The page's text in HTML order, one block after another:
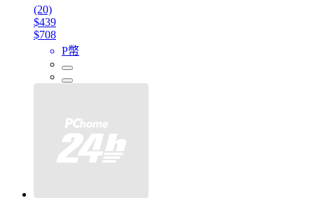
(20)
$439
$708
P幣